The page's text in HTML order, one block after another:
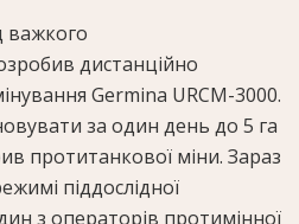
важкого
дистанційно
Germina URCM-3000.
за один день до 5 га
протитанкової міни. Зараз
піддослідної
з операторів протимінної